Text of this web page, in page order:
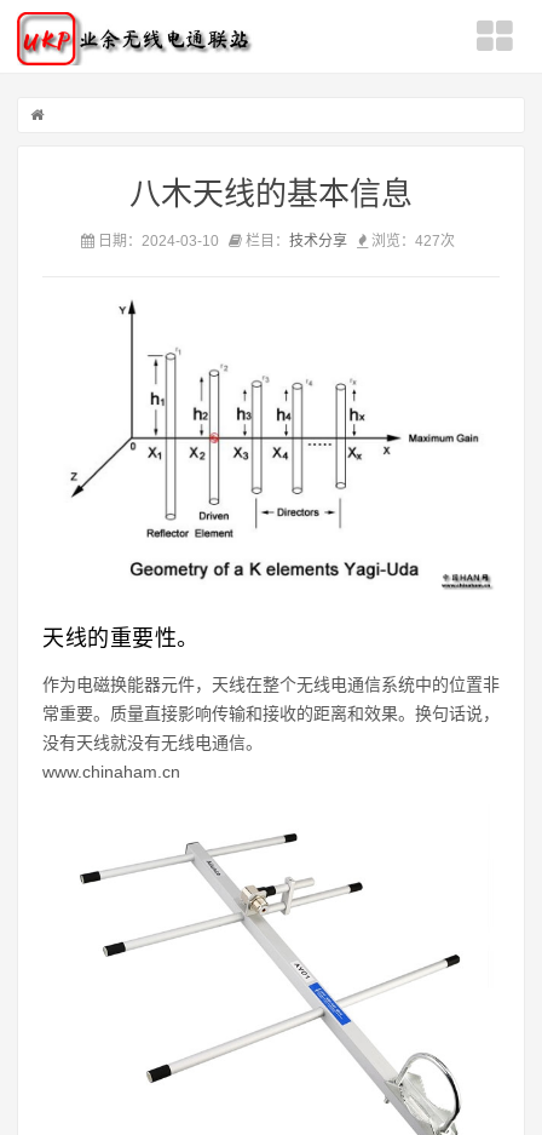
八木天线的基本信息
日期：2024-03-10 栏目： 技术分享 浏览： 427次
天线的重要性。
作为电磁换能器元件，天线在整个无线电通信系统中的位置非
常重要。质量直接影响传输和接收的距离和效果。换句话说，
没有天线就没有无线电通信。
www.chinaham.cn